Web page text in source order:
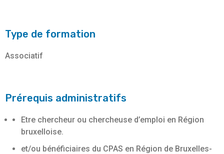
Type de formation
Associatif
Prérequis administratifs
Etre chercheur ou chercheuse d’emploi en Région
bruxelloise.
et/ou bénéficiaires du CPAS en Région de Bruxelles-